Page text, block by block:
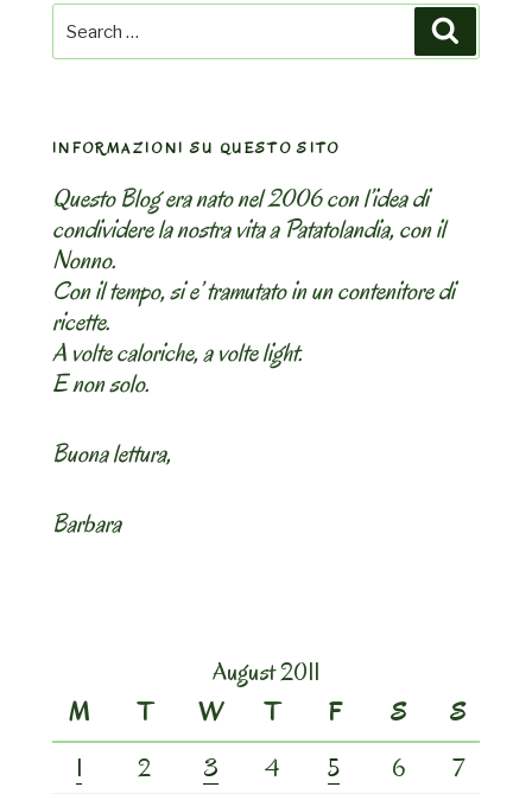
Search
for:
INFORMAZIONI SU QUESTO SITO
Questo Blog era nato nel 2006 con l’idea di
condividere la nostra vita a Patatolandia, con il
Nonno.
Con il tempo, si e’ tramutato in un contenitore di
ricette.
A volte caloriche, a volte light.
E non solo.
Buona lettura,
Barbara
August 2011
M
T W T F S
S
1
2 3 4 5 6
7